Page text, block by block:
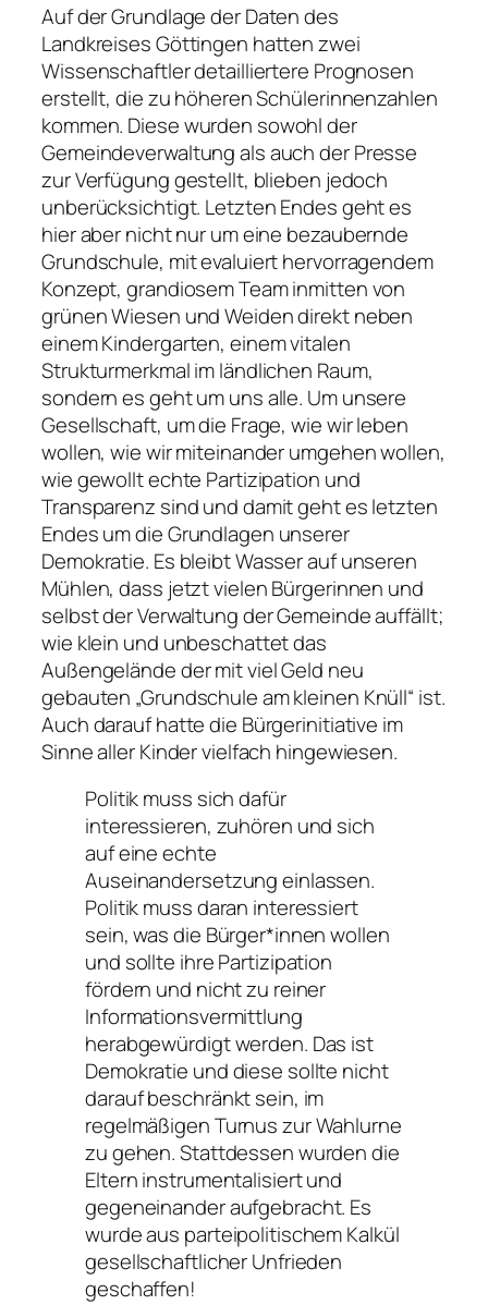
Auf der Grundlage der Daten des
Landkreises Göttingen hatten zwei
Wissenschaftler detailliertere Prognosen
erstellt, die zu höheren Schülerinnenzahlen
kommen. Diese wurden sowohl der
Gemeindeverwaltung als auch der Presse
zur Verfügung gestellt, blieben jedoch
unberücksichtigt. Letzten Endes geht es
hier aber nicht nur um eine bezaubernde
Grundschule, mit evaluiert hervorragendem
Konzept, grandiosem Team inmitten von
grünen Wiesen und Weiden direkt neben
einem Kindergarten, einem vitalen
Strukturmerkmal im ländlichen Raum,
sondern es geht um uns alle. Um unsere
Gesellschaft, um die Frage, wie wir leben
wollen, wie wir miteinander umgehen wollen,
wie gewollt echte Partizipation und
Transparenz sind und damit geht es letzten
Endes um die Grundlagen unserer
Demokratie. Es bleibt Wasser auf unseren
Mühlen, dass jetzt vielen Bürgerinnen und
selbst der Verwaltung der Gemeinde auffällt;
wie klein und unbeschattet das
Außengelände der mit viel Geld neu
gebauten „Grundschule am kleinen Knüll“ ist.
Auch darauf hatte die Bürgerinitiative im
Sinne aller Kinder vielfach hingewiesen.
Politik muss sich dafür
interessieren, zuhören und sich
auf eine echte
Auseinandersetzung einlassen.
Politik muss daran interessiert
sein, was die Bürger*innen wollen
und sollte ihre Partizipation
fördern und nicht zu reiner
Informationsvermittlung
herabgewürdigt werden. Das ist
Demokratie und diese sollte nicht
darauf beschränkt sein, im
regelmäßigen Turnus zur Wahlurne
zu gehen. Stattdessen wurden die
Eltern instrumentalisiert und
gegeneinander aufgebracht. Es
wurde aus parteipolitischem Kalkül
gesellschaftlicher Unfrieden
geschaffen!